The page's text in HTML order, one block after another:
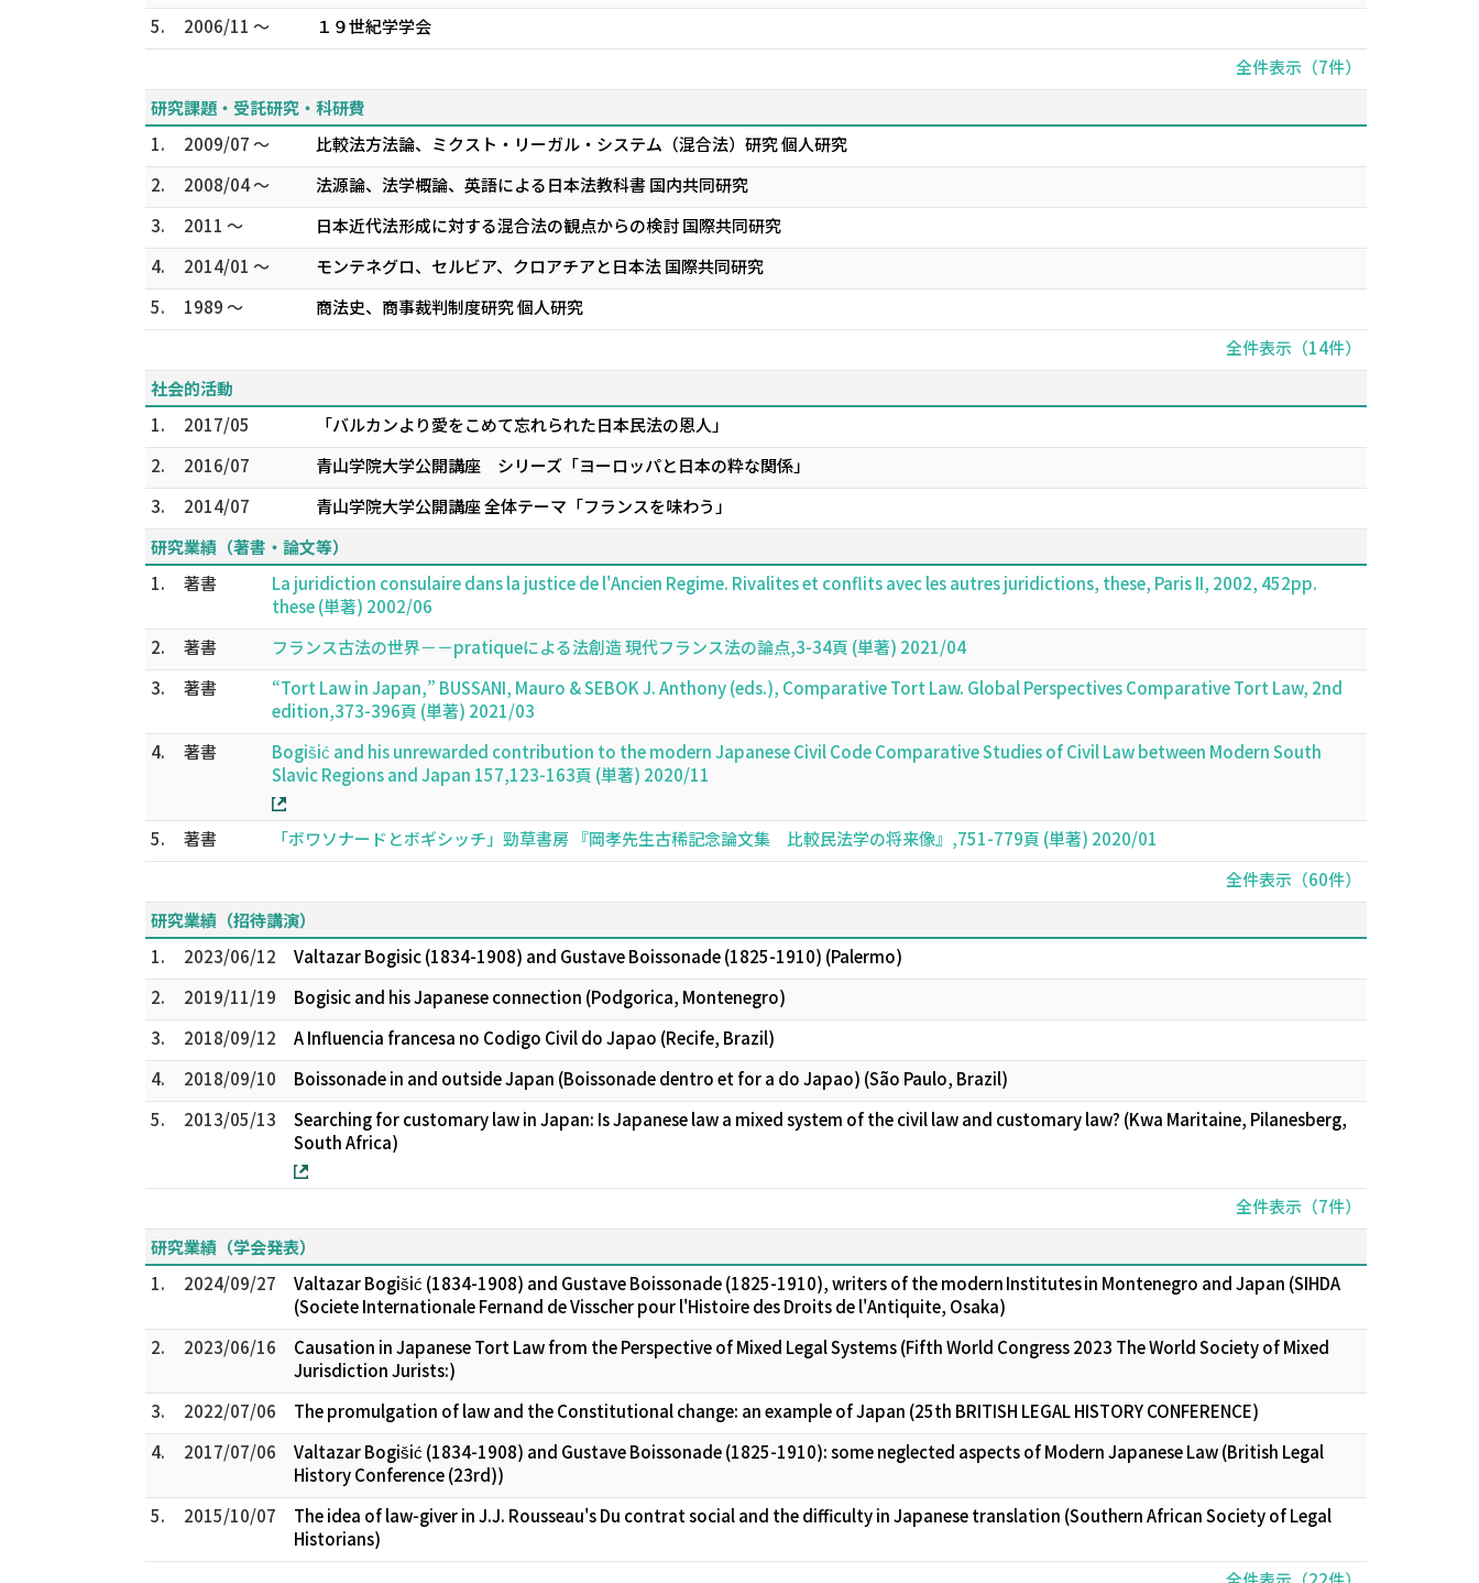
5.
2006/11 ～
１９世紀学学会
全件表示（7件）
研究課題・受託研究・科研費
1.
2009/07 ～
比較法方法論、ミクスト・リーガル・システム（混合法）研究 個人研究
2.
2008/04 ～
法源論、法学概論、英語による日本法教科書 国内共同研究
3.
2011 ～
日本近代法形成に対する混合法の観点からの検討 国際共同研究
4.
2014/01 ～
モンテネグロ、セルビア、クロアチアと日本法 国際共同研究
5.
1989 ～
商法史、商事裁判制度研究 個人研究
全件表示（14件）
社会的活動
1.
2017/05
「バルカンより愛をこめて――忘れられた日本民法の恩人」
2.
2016/07
青山学院大学公開講座 シリーズ「ヨーロッパと日本の粋な関係」
3.
2014/07
青山学院大学公開講座 全体テーマ「フランスを味わう」
研究業績（著書・論文等）
1.
著書
La juridiction consulaire dans la justice de l'Ancien Regime. Rivalites et conflits avec les autres juridictions, these, Paris II, 2002, 452pp.
these (単著) 2002/06
2.
著書
フランス古法の世界－－pratiqueによる法創造 現代フランス法の論点,3-34頁 (単著) 2021/04
3.
著書
“Tort Law in Japan,” BUSSANI, Mauro & SEBOK J. Anthony (eds.), Comparative Tort Law. Global Perspectives Comparative Tort Law, 2nd
edition,373-396頁 (単著) 2021/03
4.
著書
Bogišić and his unrewarded contribution to the modern Japanese Civil Code Comparative Studies of Civil Law between Modern South
Slavic Regions and Japan 157,123-163頁 (単著) 2020/11
5. 著書
「ボワソナードとボギシッチ」勁草書房 『岡孝先生古稀記念論文集 比較民法学の将来像』,751-779頁 (単著) 2020/01
全件表示（60件）
研究業績（招待講演）
1.
2023/06/12
Valtazar Bogisic (1834-1908) and Gustave Boissonade (1825-1910) (Palermo)
2.
2019/11/19
Bogisic and his Japanese connection (Podgorica, Montenegro)
3.
2018/09/12
A Influencia francesa no Codigo Civil do Japao (Recife, Brazil)
4.
2018/09/10
Boissonade in and outside Japan (Boissonade dentro et for a do Japao) (São Paulo, Brazil)
5.
2013/05/13
Searching for customary law in Japan: Is Japanese law a mixed system of the civil law and customary law? (Kwa Maritaine, Pilanesberg,
South Africa)
全件表示（7件）
研究業績（学会発表）
1.
2024/09/27
Valtazar Bogišić (1834-1908) and Gustave Boissonade (1825-1910), writers of the modern Institutes in Montenegro and Japan (SIHDA
(Societe Internationale Fernand de Visscher pour l'Histoire des Droits de l'Antiquite, Osaka)
2.
2023/06/16
Causation in Japanese Tort Law from the Perspective of Mixed Legal Systems (Fifth World Congress 2023 The World Society of Mixed
Jurisdiction Jurists:)
3.
2022/07/06
The promulgation of law and the Constitutional change: an example of Japan (25th BRITISH LEGAL HISTORY CONFERENCE)
4.
2017/07/06
Valtazar Bogišić (1834-1908) and Gustave Boissonade (1825-1910): some neglected aspects of Modern Japanese Law (British Legal
History Conference (23rd))
5.
2015/10/07
The idea of law-giver in J.J. Rousseau's Du contrat social and the difficulty in Japanese translation (Southern African Society of Legal
Historians)